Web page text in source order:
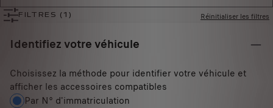
FILTRES (1) Réinitialiser les filtres
Identifiez votre véhicule
Choisissez la méthode pour identifier votre véhicule et
afficher les accessoires compatibles
Par N° d'immatriculation